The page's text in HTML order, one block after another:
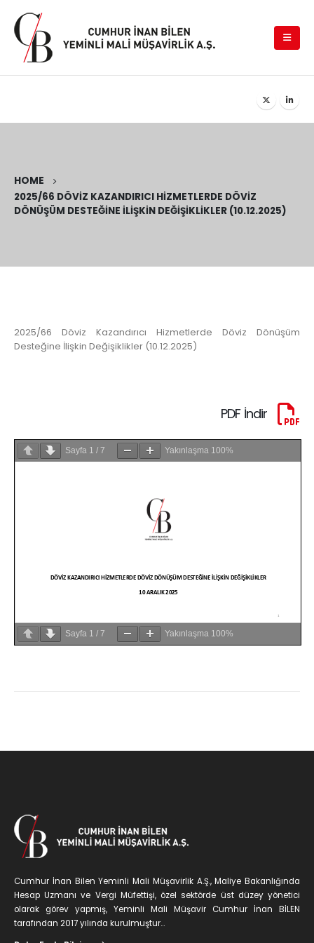
HOME
2025/66 DÖVIZ KAZANDIRICI HIZMETLERDE DÖVIZ
DÖNÜŞÜM DESTEĞINE İLIŞKIN DEĞIŞIKLIKLER (10.12.2025)
2025/66 Döviz Kazandırıcı Hizmetlerde Döviz Dönüşüm
Desteğine İlişkin Değişiklikler (10.12.2025)
PDF İndir
Sayfa 1 / 7 Yakınlaşma 100%
Sayfa 1 / 7 Yakınlaşma 100%
Cumhur İnan Bilen Yeminli Mali Müşavirlik A.Ş., Maliye Bakanlığında
Hesap Uzmanı ve Vergi Müfettişi, özel sektörde üst düzey yönetici
olarak görev yapmış, Yeminli Mali Müşavir Cumhur İnan BİLEN
tarafından 2017 yılında kurulmuştur...